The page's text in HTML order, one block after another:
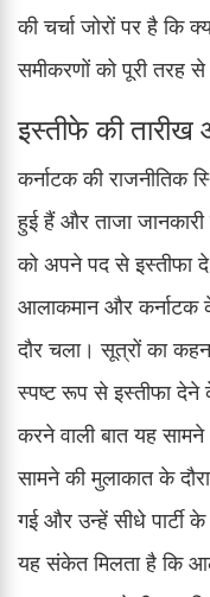
की चर्चा जोरों पर है कि
समीकरणों को पूरी तरह
इस्तीफे की
कर्नाटक की राजनीतिक
हुई हैं और ताजा
को अपने पद से इस्तीफा
आलाकमान और कर्नाटक
दौर चला। सूत्रों का
स्पष्ट रूप से इस्तीफा देने
करने वाली बात यह
सामने की मुलाकात के
गई और उन्हें सीधे
यह संकेत मिलता है कि